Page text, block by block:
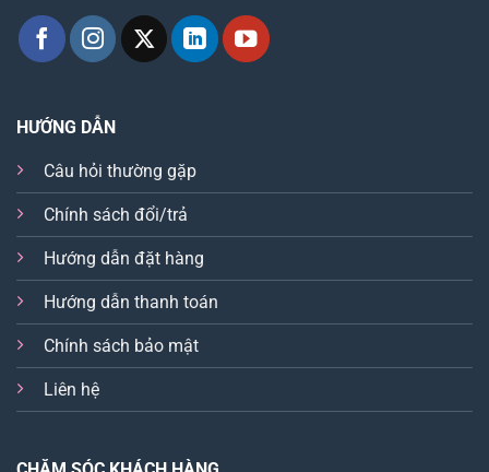
HƯỚNG DẪN
Câu hỏi thường gặp
Chính sách đổi/trả
Hướng dẫn đặt hàng
Hướng dẫn thanh toán
Chính sách bảo mật
Liên hệ